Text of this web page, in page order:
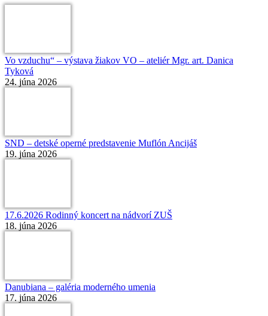
Vo vzduchu“ – výstava žiakov VO – ateliér Mgr. art. Danica
Tyková
24. júna 2026
SND – detské operné predstavenie Muflón Ancijáš
19. júna 2026
17.6.2026 Rodinný koncert na nádvorí ZUŠ
18. júna 2026
Danubiana – galéria moderného umenia
17. júna 2026